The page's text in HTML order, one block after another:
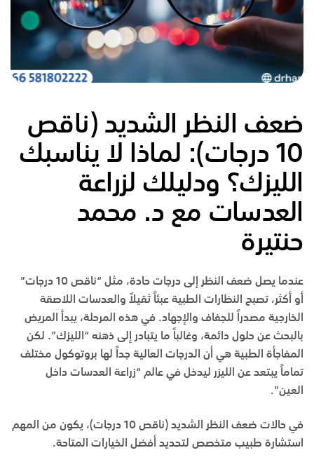
ضعف النظر الشديد (ناقص
10 درجات): لماذا لا يناسبك
الليزك؟ ودليلك لزراعة
العدسات مع د. محمد
حنتيرة
عندما يصل ضعف النظر إلى درجات حادة، مثل “ناقص 10 درجات”
أو أكثر، تصبح النظارات الطبية عبئاً ثقيلاً والعدسات اللاصقة
الخارجية مصدراً للجفاف والإجهاد. في هذه المرحلة، يبدأ المريض
بالبحث عن حلول دائمة، وغالباً ما يتبادر إلى ذهنه “الليزك”. لكن
المفاجأة الطبية هي أن الدرجات العالية جداً لها بروتوكول مختلف
تماماً يبتعد عن الليزر ليدخل في عالم “زراعة العدسات داخل
العين”.
في حالات ضعف النظر الشديد (ناقص 10 درجات)، يكون من المهم
استشارة طبيب متخصص لتحديد أفضل الخيارات المتاحة.